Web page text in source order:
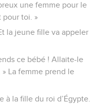
une femme pour le
pour toi. »
la jeune fille va appeler
ce bébé ! Allaite-le
La femme prend le
à la fille du roi d’Égypte.